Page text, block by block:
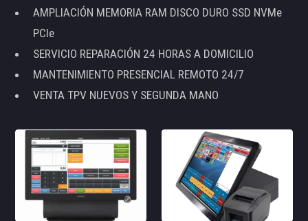
AMPLIACIÓN MEMORIA RAM DISCO DURO SSD NVMe
PCIe
SERVICIO REPARACIÓN 24 HORAS A DOMICILIO
MANTENIMIENTO PRESENCIAL REMOTO 24/7
VENTA TPV NUEVOS Y SEGUNDA MANO